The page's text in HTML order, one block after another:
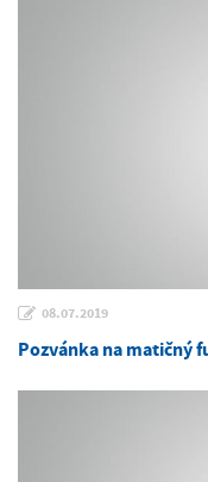
08.07.2019
Pozvánka na matičný